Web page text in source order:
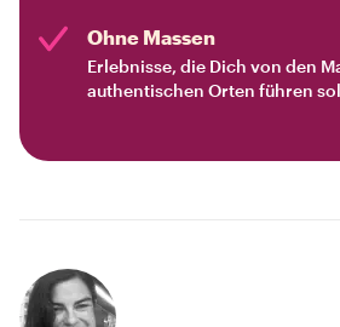
Ohne Massen
Erlebnisse, die Dich von den
authentischen Orten führen